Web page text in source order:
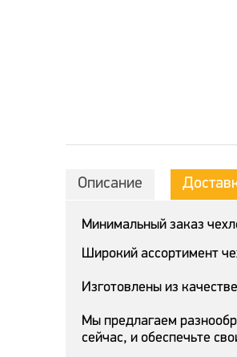
Описание
Минимальный заказ
Широкий ассортимент
Изготовлены из
Мы предлагаем
сейчас, и обеспечьте